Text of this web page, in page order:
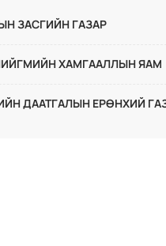
ЗАСГИЙН ГАЗАР
ХАМГААЛЛЫН ЯАМ
ДААТГАЛЫН ЕРӨНХИЙ